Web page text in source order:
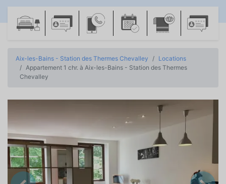
Aix-les-Bains - Station des Thermes Chevalley
Locations
Appartement 1 chr. à Aix-les-Bains - Station des Thermes
Chevalley